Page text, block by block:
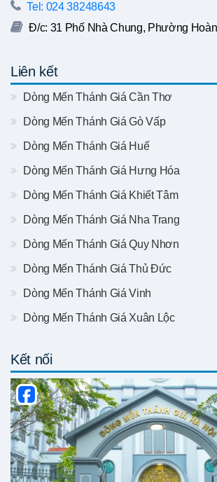
Tel: 024 38248643
Đ/c: 31 Phố Nhà Chung, Phường
Liên kết
Dòng Mến Thánh Giá Cần Thơ
Dòng Mến Thánh Giá Gò Vấp
Dòng Mến Thánh Giá Huế
Dòng Mến Thánh Giá Hưng Hóa
Dòng Mến Thánh Giá Khiết Tâm
Dòng Mến Thánh Giá Nha Trang
Dòng Mến Thánh Giá Quy Nhơn
Dòng Mến Thánh Giá Thủ Đức
Dòng Mến Thánh Giá Vinh
Dòng Mến Thánh Giá Xuân Lộc
Kết nối